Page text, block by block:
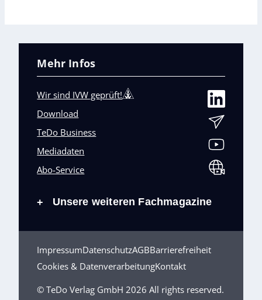
Mehr Infos
Wir sind IVW geprüft!
Download
TeDo Business
Mediadaten
Abo-Service
+ Unsere weiteren Fachmagazine
ImpressumDatenschutzAGBBarrierefreiheit
Cookies & DatenverarbeitungKontakt
© TeDo Verlag GmbH 2026 All rights reserved.